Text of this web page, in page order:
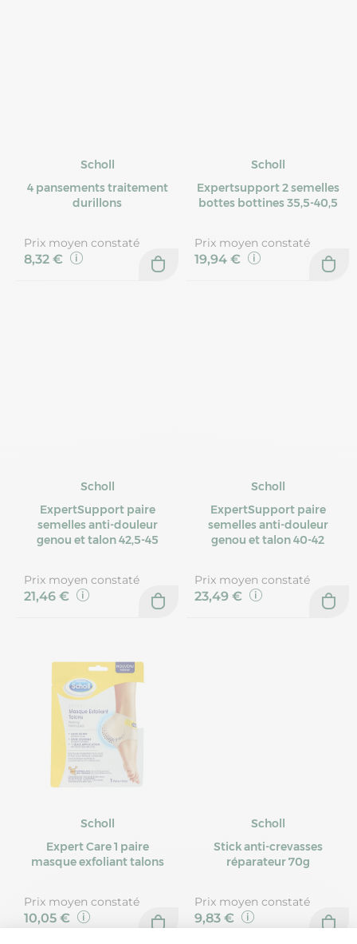
Scholl
4 pansements traitement
durillons
Prix moyen constaté
8,32 €
Scholl
Expertsupport 2 semelles
bottes bottines 35,5-40,5
Prix moyen constaté
19,94 €
Scholl
ExpertSupport paire
semelles anti-douleur
genou et talon 42,5-45
Prix moyen constaté
21,46 €
Scholl
ExpertSupport paire
semelles anti-douleur
genou et talon 40-42
Prix moyen constaté
23,49 €
Scholl
Expert Care 1 paire
masque exfoliant talons
Prix moyen constaté
10,05 €
Scholl
Stick anti-crevasses
réparateur 70g
Prix moyen constaté
9,83 €